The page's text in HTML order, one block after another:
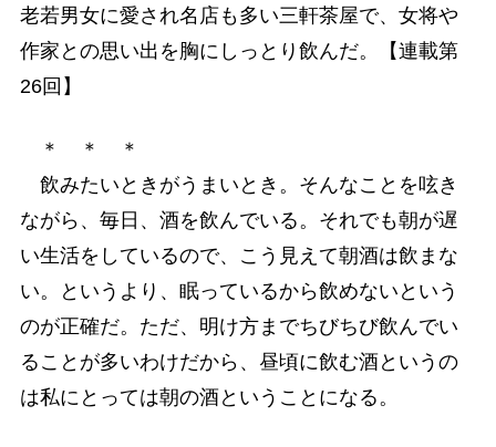
老若男女に愛され名店も多い三軒茶屋で、女将や
作家との思い出を胸にしっとり飲んだ。【連載第
26回】
＊ ＊ ＊
飲みたいときがうまいとき。そんなことを呟き
ながら、毎日、酒を飲んでいる。それでも朝が遅
い生活をしているので、こう見えて朝酒は飲まな
い。というより、眠っているから飲めないという
のが正確だ。ただ、明け方までちびちび飲んでい
ることが多いわけだから、昼頃に飲む酒というの
は私にとっては朝の酒ということになる。